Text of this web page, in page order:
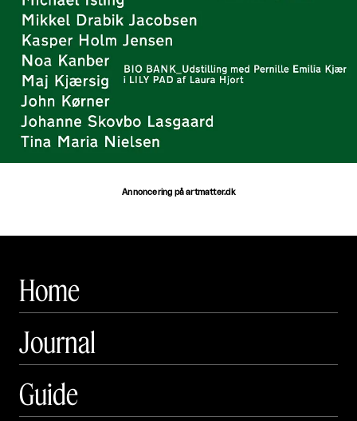
Annoncering på artmatter.dk
Home
Journal
Guide